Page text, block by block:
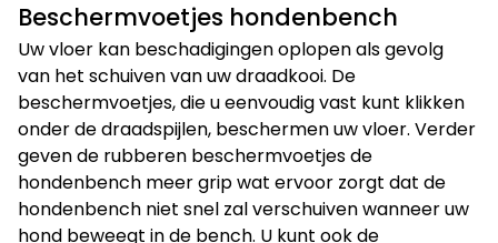
Beschermvoetjes hondenbench
Uw vloer kan beschadigingen oplopen als gevolg
van het schuiven van uw draadkooi. De
beschermvoetjes, die u eenvoudig vast kunt klikken
onder de draadspijlen, beschermen uw vloer. Verder
geven de rubberen beschermvoetjes de
hondenbench meer grip wat ervoor zorgt dat de
hondenbench niet snel zal verschuiven wanneer uw
hond beweegt in de bench. U kunt ook de